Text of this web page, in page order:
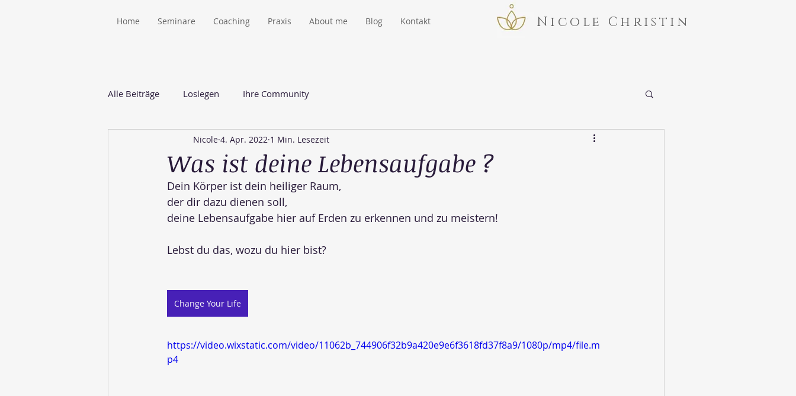
Home Seminare Coaching Praxis About me Blog Kontakt Nicole Christin
Alle Beiträge Loslegen Ihre Community
Was ist deine Lebensaufgabe ?
Nicole 4. Apr. 2022 1 Min. Lesezeit
Dein Körper ist dein heiliger Raum,
der dir dazu dienen soll,
deine Lebensaufgabe hier auf Erden zu erkennen und zu meistern!
Lebst du das, wozu du hier bist?
Change Your Life
https://video.wixstatic.com/video/11062b_744906f32b9a420e9e6f3618fd37f8a9/1080p/mp4/file.m
p4